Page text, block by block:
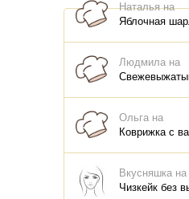
Наталья на
Яблочная
Людмила на
Ольга на
Коврижка с
Вкусняшка на
Чизкейк без